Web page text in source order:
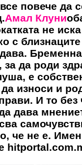
повече да
Амал Клуни
не
с
да роди
е
износи и
И то
дава
че не е.